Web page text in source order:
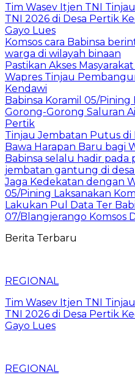
Tim Wasev Itjen TNI
TNI 2026 di Desa Pertik
Gayo Lues
Komsos cara Babinsa
warga di wilayah binaan
Pastikan Akses
Wapres Tinjau
Kendawi
Babinsa Koramil 05/
Gorong-Gorong Saluran
Pertik
Tinjau Jembatan Putus di
Bawa Harapan Baru bagi
Babinsa selalu hadir
jembatan gantung di
Jaga Kedekatan dengan
05/Pining Laksanakan
Lakukan Pul Data Ter
07/Blangjerango Komsos
Berita Terbaru
REGIONAL
Tim Wasev Itjen TNI
TNI 2026 di Desa Pertik
Gayo Lues
REGIONAL